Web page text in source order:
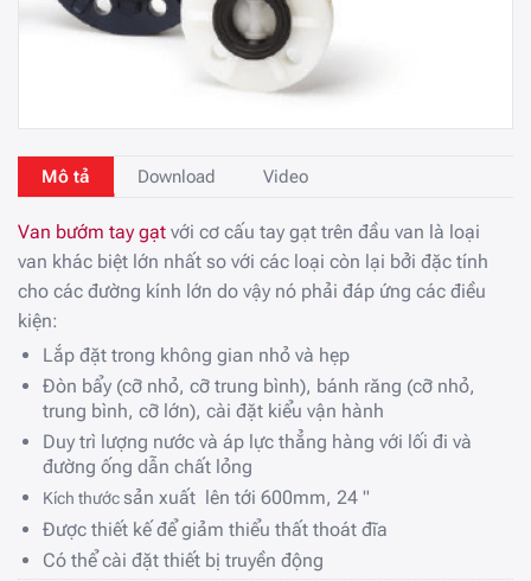
Mô tả Download Video
Van bướm tay gạt với cơ cấu tay gạt trên đầu van là loại
van khác biệt lớn nhất so với các loại còn lại bởi đặc tính
cho các đường kính lớn do vậy nó phải đáp ứng các điều
kiện:
Lắp đặt trong không gian nhỏ và hẹp
Đòn bẩy (cỡ nhỏ, cỡ trung bình), bánh răng (cỡ nhỏ,
trung bình, cỡ lớn), cài đặt kiểu vận hành
Duy trì lượng nước và áp lực thẳng hàng với lối đi và
đường ống dẫn chất lỏng
Kích thướcsản xuất lên tới 600mm, 24 "
Được thiết kế để giảm thiểu thất thoát đĩa
Có thể cài đặt thiết bị truyền động